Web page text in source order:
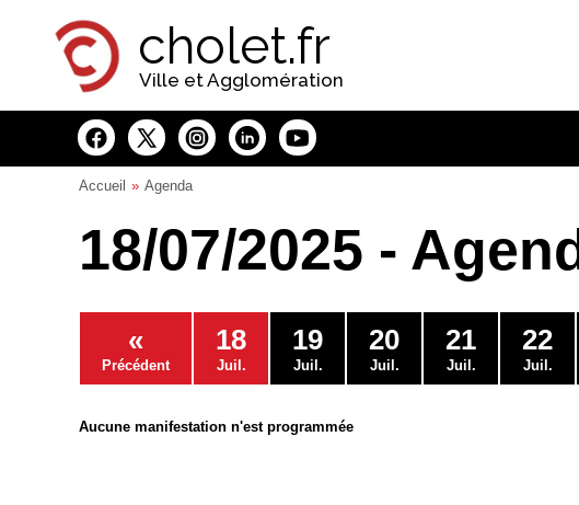
cholet.fr
Ville et Agglomération
Accueil Agenda
18/07/2025 -
«
Précédent
18
Juil.
19
Juil.
20
Juil.
21
Juil.
22
Juil.
Aucune manifestation n'est programmée